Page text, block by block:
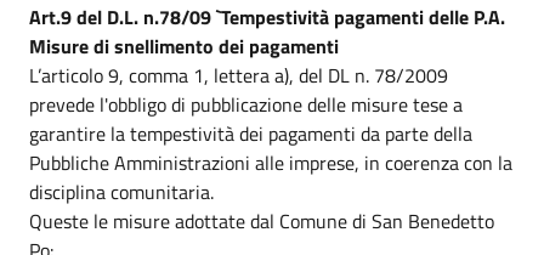
Art.9 del D.L. n.78/09 `Tempestività pagamenti delle P.A.
Misure di snellimento dei pagamenti
L’articolo 9, comma 1, lettera a), del DL n. 78/2009
prevede l'obbligo di pubblicazione delle misure tese a
garantire la tempestività dei pagamenti da parte della
Pubbliche Amministrazioni alle imprese, in coerenza con la
disciplina comunitaria.
Queste le misure adottate dal Comune di San Benedetto